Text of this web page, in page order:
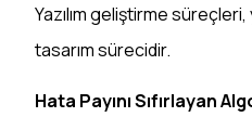
Yazılım geliştirme
tasarım sürecidir.
Hata Payını Sıfırlayan